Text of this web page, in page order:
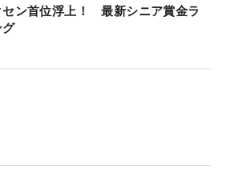
セン首位浮上！ 最新シニア賞金ラ
グ